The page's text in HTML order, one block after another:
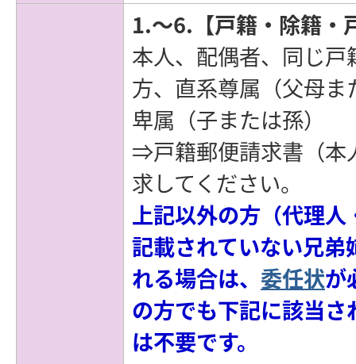
1.～6.【戸籍・除籍・
本人、配偶者、同じ
方、直系尊属（父母
卑属（子または孫）
⇒戸籍郵便請求書（本
求してください。
上記以外の方（代理
記載されていない兄
れる場合は、 委任状が
の方でも下記に該当
は不要です。